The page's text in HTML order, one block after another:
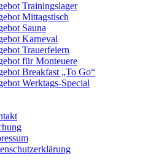
Trainingslager
Mittagstisch
Sauna
Karneval
Trauerfeiern
für Monteuere
Breakfast „To Go“
Werktags-Special